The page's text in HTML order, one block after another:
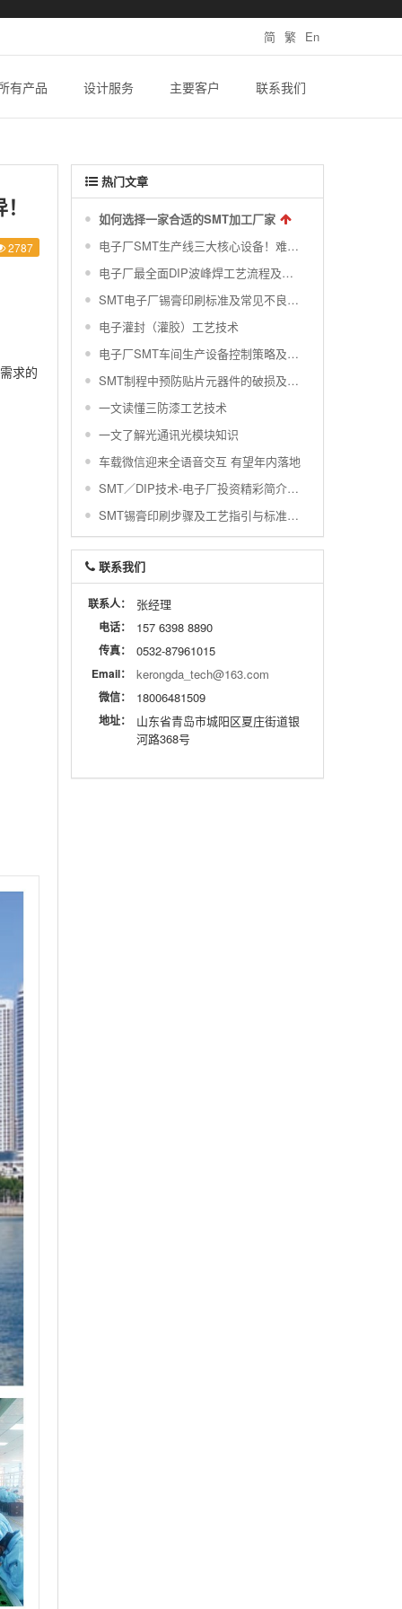
简 繁 En
有产品 设计服务 主要客户 联系我们
2787
求的
热门文章
如何选择一家合适的SMT加工厂家
电子厂SMT生产线三大核心设备！难得一见的SMT制程关键工艺视频！
电子厂最全面DIP波峰焊工艺流程及波峰焊接的缺陷不良原因分析 !
SMT电子厂锡膏印刷标准及常见不良分析汇总
电子灌封（灌胶）工艺技术
电子厂SMT车间生产设备控制策略及对环境的要求|干货分享
SMT制程中预防贴片元器件的破损及撞件
一文读懂三防漆工艺技术
一文了解光通讯光模块知识
车载微信迎来全语音交互 有望年内落地
SMT／DIP技术-电子厂投资精彩简介与配置图示
SMT锡膏印刷步骤及工艺指引与标准及常不良
联系我们
联系人： 张经理
电话： 157 6398 8890
传真： 0532-87961015
Email： kerongda_tech@163.com
微信： 18006481509
地址：
山东省青岛市城阳区夏庄街道银
河路368号